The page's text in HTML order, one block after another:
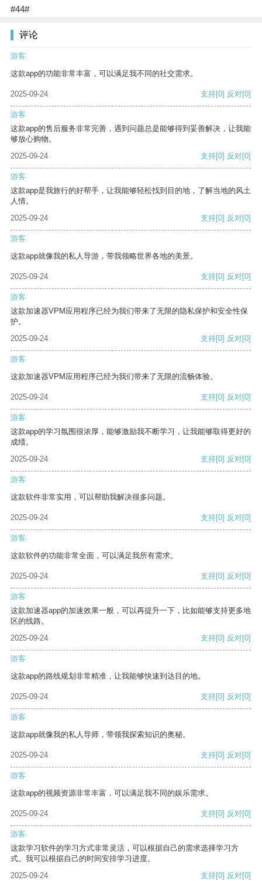
#44#
评论
游客
这款app的功能非常丰富，可以满足我不同的社交需求。
2025-09-24 支持[0] 反对[0]
游客
这款app的售后服务非常完善，遇到问题总是能够得到妥善解决，让我能
够放心购物。
2025-09-24
支持[0] 反对[0]
游客
这款app是我旅行的好帮手，让我能够轻松找到目的地，了解当地的风土
人情。
2025-09-24
支持[0] 反对[0]
游客
这款app就像我的私人导游，带我领略世界各地的美景。
2025-09-24 支持[0] 反对[0]
游客
这款加速器VPM应用程序已经为我们带来了无限的隐私保护和安全性保
护。
2025-09-24
支持[0] 反对[0]
游客
这款加速器VPM应用程序已经为我们带来了无限的流畅体验。
2025-09-24 支持[0] 反对[0]
游客
这款app的学习氛围很浓厚，能够激励我不断学习，让我能够取得更好的
成绩。
2025-09-24
支持[0] 反对[0]
游客
这款软件非常实用，可以帮助我解决很多问题。
2025-09-24 支持[0] 反对[0]
游客
这款软件的功能非常全面，可以满足我所有需求。
2025-09-24 支持[0] 反对[0]
游客
这款加速器app的加速效果一般，可以再提升一下，比如能够支持更多地
区的线路。
2025-09-24
支持[0] 反对[0]
游客
这款app的路线规划非常精准，让我能够快速到达目的地。
2025-09-24 支持[0] 反对[0]
游客
这款app就像我的私人导师，带领我探索知识的奥秘。
2025-09-24 支持[0] 反对[0]
游客
这款app的视频资源非常丰富，可以满足我不同的娱乐需求。
2025-09-24 支持[0] 反对[0]
游客
这款学习软件的学习方式非常灵活，可以根据自己的需求选择学习方
式。我可以根据自己的时间安排学习进度。
2025-09-24
支持[0] 反对[0]